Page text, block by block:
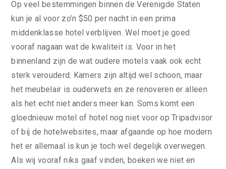
Op veel bestemmingen binnen de Verenigde Staten
kun je al voor zo’n $50 per nacht in een prima
middenklasse hotel verblijven. Wel moet je goed
vooraf nagaan wat de kwaliteit is. Voor in het
binnenland zijn de wat oudere motels vaak ook echt
sterk verouderd. Kamers zijn altijd wel schoon, maar
het meubelair is ouderwets en ze renoveren er alleen
als het echt niet anders meer kan. Soms komt een
gloednieuw motel of hotel nog niet voor op Tripadvisor
of bij de hotelwebsites, maar afgaande op hoe modern
het er allemaal is kun je toch wel degelijk overwegen.
Als wij vooraf niks gaaf vinden, boeken we niet en